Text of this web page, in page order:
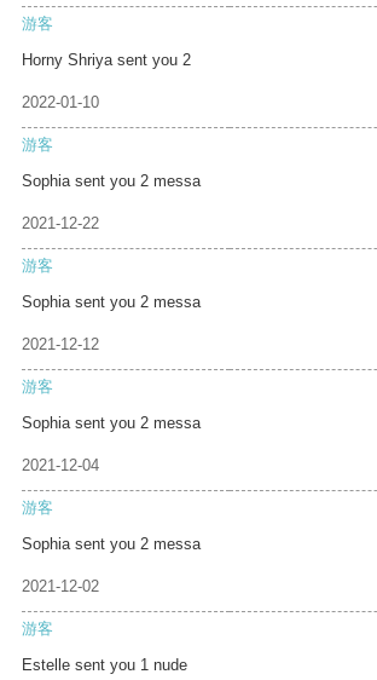
游客
Horny Shriya sent you 2
2022-01-10
游客
Sophia sent you 2 messa
2021-12-22
游客
Sophia sent you 2 messa
2021-12-12
游客
Sophia sent you 2 messa
2021-12-04
游客
Sophia sent you 2 messa
2021-12-02
游客
Estelle sent you 1 nude